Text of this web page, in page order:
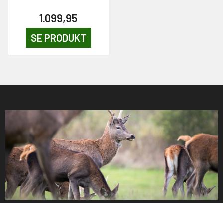
1.099,95
SE PRODUKT